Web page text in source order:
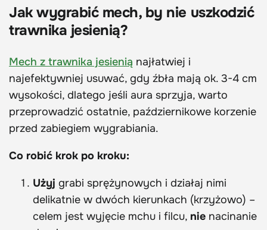
Jak wygrabić mech, by nie uszkodzić
trawnika jesienią?
Mech z trawnika jesienią najłatwiej i
najefektywniej usuwać, gdy źbła mają ok. 3-4 cm
wysokości, dlatego jeśli aura sprzyja, warto
przeprowadzić ostatnie, październikowe korzenie
przed zabiegiem wygrabiania.
Co robić krok po kroku:
Użyj grabi sprężynowych i działaj nimi
delikatnie w dwóch kierunkach (krzyżowo) –
celem jest wyjęcie mchu i filcu, nie nacinanie